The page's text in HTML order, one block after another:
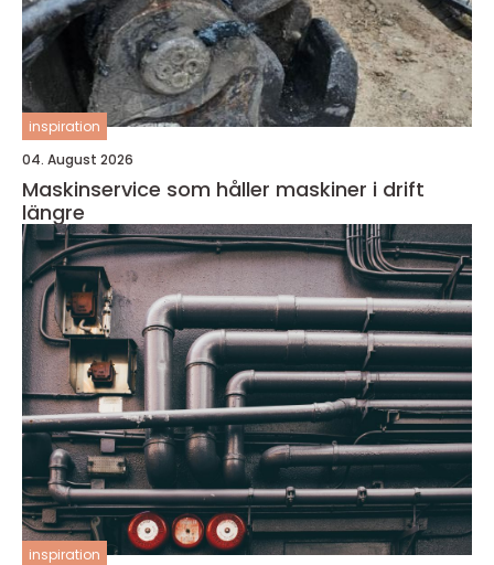
inspiration
04. August 2026
Maskinservice som håller maskiner i drift
längre
inspiration